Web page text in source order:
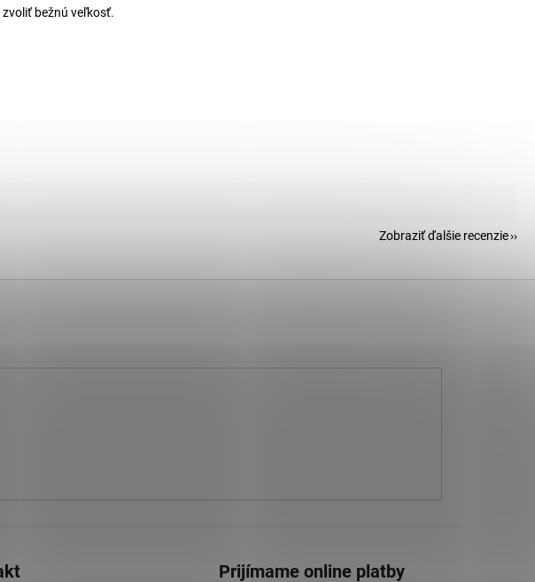
zvoliť bežnú veľkosť.
Zobraziť ďalšie recenzie
Prijímame online platby